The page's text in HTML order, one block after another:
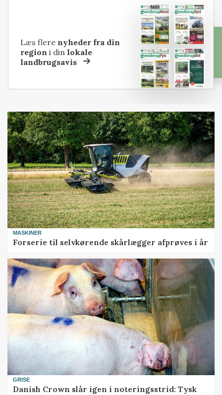
Læs flere nyheder fra din
region i dinlokale
landbrugsavis
MASKINER
Forserie til selvkørende skårlægger afprøves i år
GRISE
Danish Crown slår igen i noteringsstrid: Tysk